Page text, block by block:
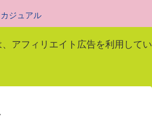
カジュアル
アフィリエイト広告を利用してい